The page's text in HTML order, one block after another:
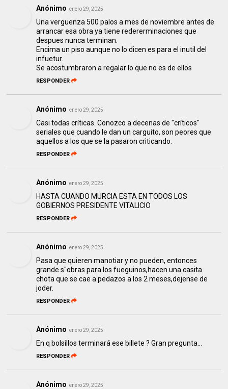
Anónimo enero 29, 2025
Una verguenza 500 palos a mes de noviembre antes de
arrancar esa obra ya tiene redererminaciones que
despues nunca terminan.
Encima un piso aunque no lo dicen es para el inutil del
infuetur.
Se acostumbraron a regalar lo que no es de ellos
RESPONDER
Anónimo enero 29, 2025
Casi todas críticas. Conozco a decenas de "críticos"
seriales que cuando le dan un carguito, son peores que
aquellos a los que se la pasaron criticando.
RESPONDER
Anónimo enero 29, 2025
HASTA CUANDO MURCIA ESTA EN TODOS LOS
GOBIERNOS PRESIDENTE VITALICIO
RESPONDER
Anónimo enero 29, 2025
Pasa que quieren manotiar y no pueden, entonces
grande s"obras para los fueguinos,hacen una casita
chota que se cae a pedazos a los 2 meses,dejense de
joder.
RESPONDER
Anónimo enero 29, 2025
En q bolsillos terminará ese billete ? Gran pregunta...
RESPONDER
Anónimo enero 29, 2025